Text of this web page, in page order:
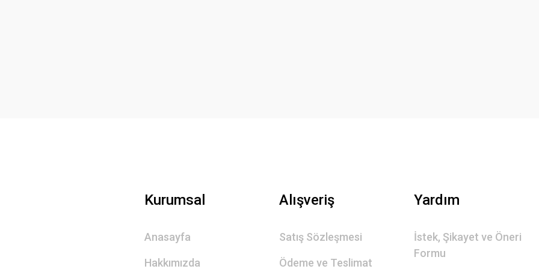
Kurumsal
Anasayfa
Hakkımızda
Alışveriş
Satış Sözleşmesi
Ödeme ve Teslimat
Yardım
İstek, Şikayet ve Öneri
Formu